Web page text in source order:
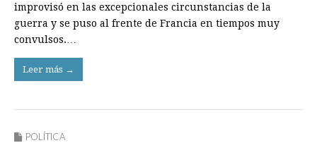
improvisó en las excepcionales circunstancias de la
guerra y se puso al frente de Francia en tiempos muy
convulsos.…
Leer más →
POLÍTICA